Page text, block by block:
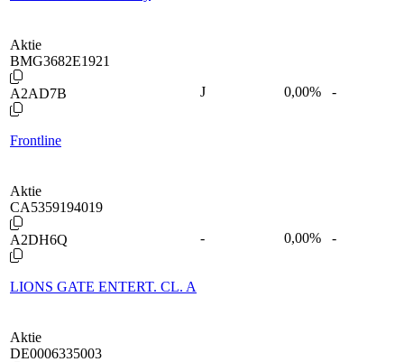
Aktie
BMG3682E1921
A2AD7B
Frontline
J 0,00% -
Aktie
CA5359194019
A2DH6Q
LIONS GATE ENTERT. CL. A
- 0,00% -
Aktie
DE0006335003